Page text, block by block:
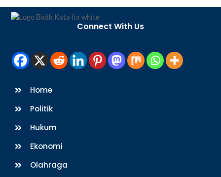
Back
Connect With Us
Home
Politik
Hukum
Ekonomi
Olahraga